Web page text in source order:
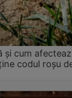
și cum
codul roșu